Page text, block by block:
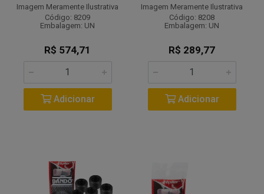
Imagem Meramente Ilustrativa
Código: 8209
Embalagem: UN
R$ 574,71
Adicionar
Imagem Meramente Ilustrativa
Código: 8208
Embalagem: UN
R$ 289,77
Adicionar